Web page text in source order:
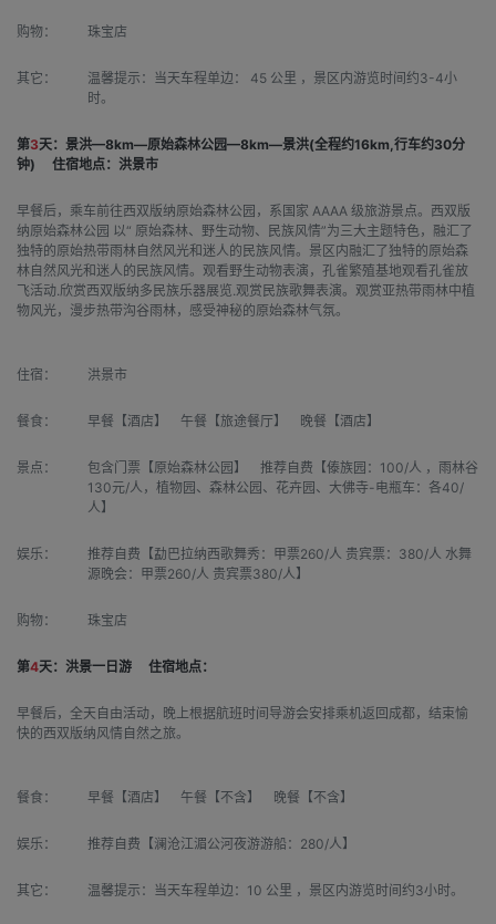
购物： 珠宝店
其它：
温馨提示：当天车程单边： 45 公里 ，景区内游览时间约3-4小
时。
第3天：景洪—8km—原始森林公园—8km—景洪(全程约16km,行车约30分
钟) 住宿地点：洪景市
早餐后，乘车前往西双版纳原始森林公园，系国家 AAAA 级旅游景点。西双版
纳原始森林公园 以“ 原始森林、野生动物、民族风情”为三大主题特色，融汇了
独特的原始热带雨林自然风光和迷人的民族风情。景区内融汇了独特的原始森
林自然风光和迷人的民族风情。观看野生动物表演，孔雀繁殖基地观看孔雀放
飞活动.欣赏西双版纳多民族乐器展览.观赏民族歌舞表演。观赏亚热带雨林中植
物风光，漫步热带沟谷雨林，感受神秘的原始森林气氛。
住宿： 洪景市
餐食： 早餐【酒店】 午餐【旅途餐厅】 晚餐【酒店】
景点：
包含门票【原始森林公园】 推荐自费【傣族园：100/人 ，雨林谷
130元/人，植物园、森林公园、花卉园、大佛寺-电瓶车：各40/
人】
娱乐：
推荐自费【勐巴拉纳西歌舞秀：甲票260/人 贵宾票：380/人 水舞
源晚会：甲票260/人 贵宾票380/人】
购物： 珠宝店
第4天：洪景一日游 住宿地点：
早餐后，全天自由活动，晚上根据航班时间导游会安排乘机返回成都，结束愉
快的西双版纳风情自然之旅。
餐食： 早餐【酒店】 午餐【不含】 晚餐【不含】
娱乐： 推荐自费【澜沧江湄公河夜游游船：280/人】
其它： 温馨提示：当天车程单边：10 公里 ，景区内游览时间约3小时。